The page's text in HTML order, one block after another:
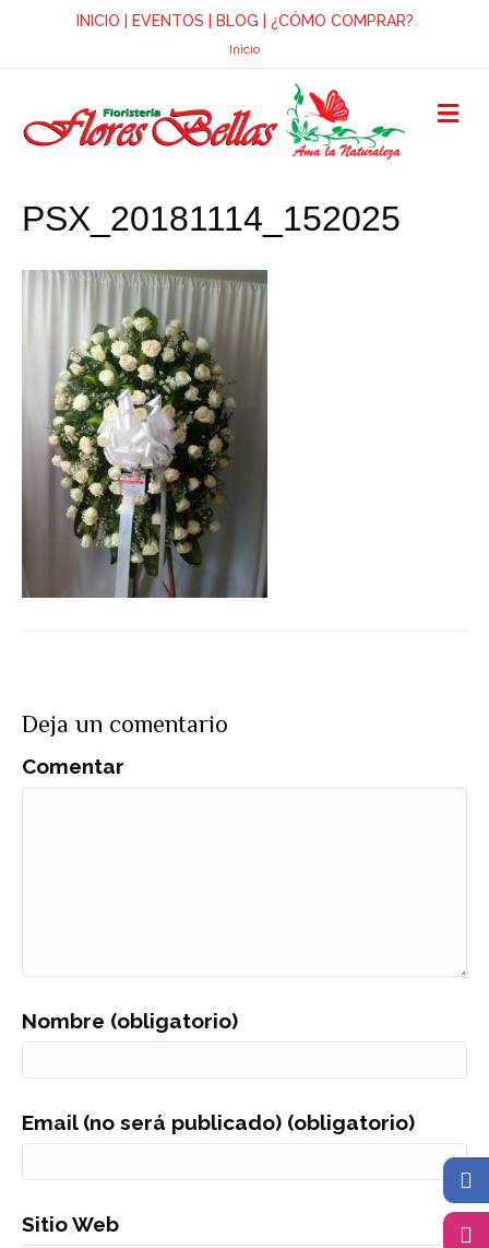
INICIO EVENTOS BLOG ¿CÓMO COMPRAR?
Inicio
M
E
PSX_20181114_152025
Deja un comentario
Comentar
Nombre (obligatorio)
Email (no será publicado) (obligatorio)
Sitio Web